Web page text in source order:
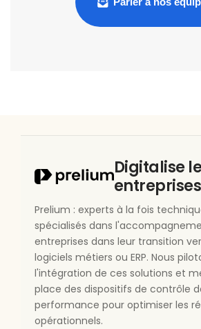
Digitalise
entreprises
Prelium : experts à la fois
spécialisés dans
entreprises dans leur transition
logiciels métiers ou ERP. Nous
l'intégration de ces solutions et
place des dispositifs de contrôle
performance pour optimiser les
opérationnels.